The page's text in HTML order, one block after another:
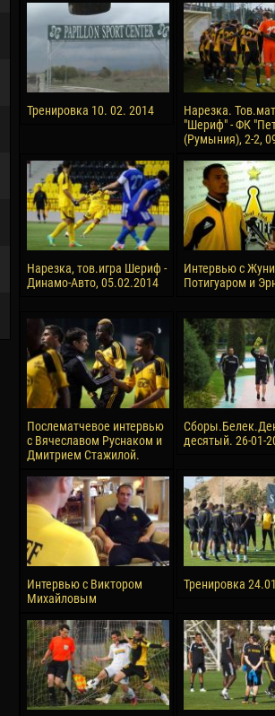
24 February
Vladislav COSTIN
Veaceslav COZMA
09 March
Emmanuel AFETSE
Jayder Moreno ASPRILLA
22 March
Samba KONÉ
26 March
Vitor Hugo Morais de OLIVEIRA
13 May
Renat JOSAN
24 May
Nicolaе
15 June
Konan Jaures-
Victor CIUMAȘU
28 June
Soumaila
10 July
Bourama FOMBA
15 July
Тренировка 10. 02. 2014
Нарезка.
"Шериф" - ФК
(Румыния), 2-2,
Нарезка, тов.игра Шериф -
Динамо-Авто, 05.02.2014
Интервью с
Потигуаром и
Послематчевое интервью
с Вячеславом Руснаком и
Дмитрием Стажилой.
десятый. 26-01-
Интервью с Виктором
Михайловым
Тренировка